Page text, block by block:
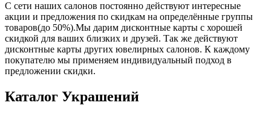
С сети наших салонов постоянно действуют интересные
акции и предложения по скидкам на определённые группы
товаров(до 50%).Мы дарим дисконтные карты с хорошей
скидкой для ваших близких и друзей. Так же действуют
дисконтные карты других ювелирных салонов. К каждому
покупателю мы применяем индивидуальный подход в
предложении скидки.
Каталог Украшений